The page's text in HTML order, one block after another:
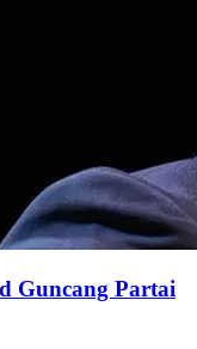
Guncang Partai